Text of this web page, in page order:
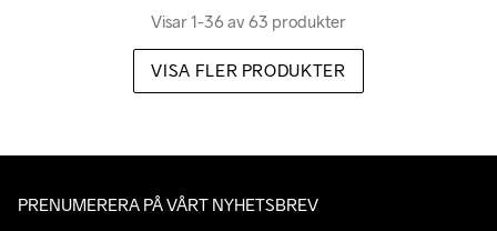
Visar 1-36 av 63 produkter
VISA FLER PRODUKTER
PRENUMERERA PÅ VÅRT NYHETSBREV